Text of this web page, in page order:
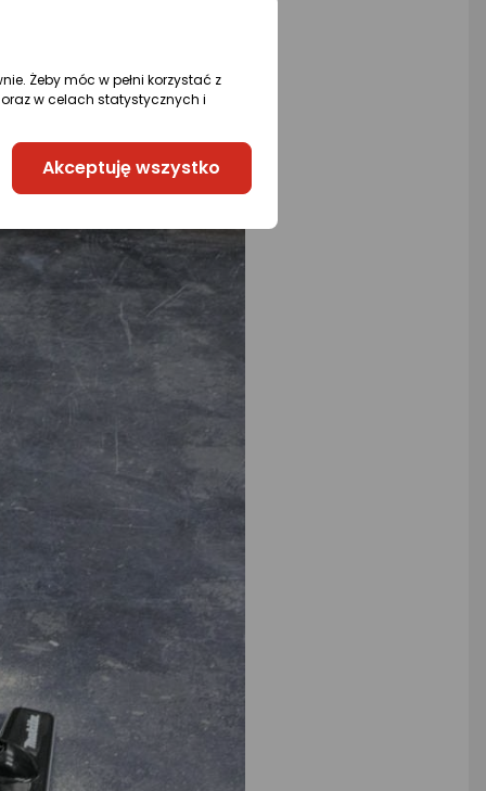
Żeby móc w pełni korzystać z
w celach statystycznych i
Akceptuję wszystko